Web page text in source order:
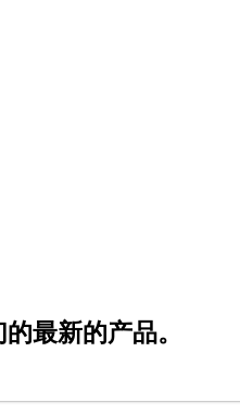
最新的产品。